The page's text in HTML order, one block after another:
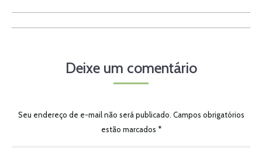
Navegação
Deixe um comentário
Seu endereço de e-mail não será publicado. Campos obrigatórios
estão marcados *